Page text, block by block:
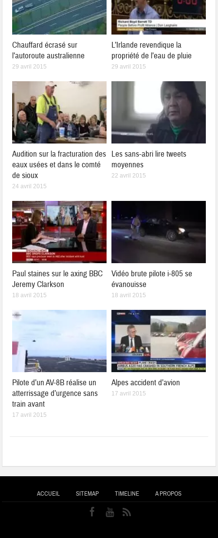
Chauffard écrasé sur
l’autoroute australienne
29 avril 2015
L’Irlande revendique la
propriété de l’eau de pluie
29 avril 2015
Audition sur la fracturation des
eaux usées et dans le comté
de sioux
24 avril 2015
Les sans-abri lire tweets
moyennes
22 avril 2015
Paul staines sur le axing BBC
Jeremy Clarkson
18 avril 2015
Vidéo brute pilote i-805 se
évanouisse
18 avril 2015
Pilote d’un AV-8B réalise un
atterrissage d’urgence sans
train avant
17 avril 2015
Alpes accident d’avion
17 avril 2015
ACCUEIL SITEMAP TIMELINE A PROPOS